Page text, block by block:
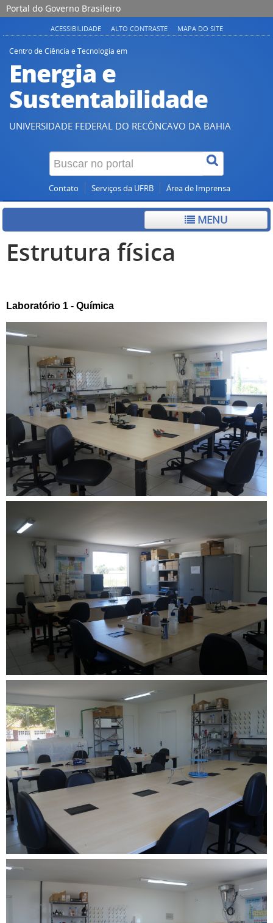
Portal do Governo Brasileiro
ACESSIBILIDADE ALTO CONTRASTE MAPA DO SITE
Centro de Ciência e Tecnologia em
Energia e
Sustentabilidade
UNIVERSIDADE FEDERAL DO RECÔNCAVO DA BAHIA
Contato Serviços da UFRB Área de Imprensa
MENU
Estrutura física
Laboratório 1 - Química